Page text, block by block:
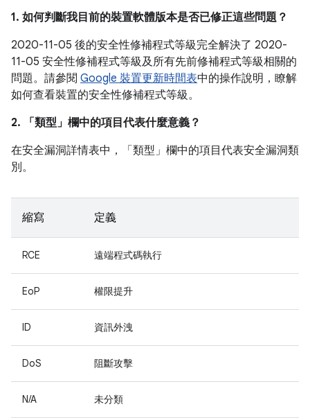
1. 如何判斷我目前的裝置軟體版本是否已修正這些問題？
2020-11-05 後的安全性修補程式等級完全解決了 2020-
11-05 安全性修補程式等級及所有先前修補程式等級相關的
問題。請參閱 Google 裝置更新時間表中的操作說明，瞭解
如何查看裝置的安全性修補程式等級。
2. 「類型」 欄中的項目代表什麼意義？
在安全漏洞詳情表中，「類型」 欄中的項目代表安全漏洞類
別。
縮寫 定義
RCE 遠端程式碼執行
EoP 權限提升
ID 資訊外洩
DoS 阻斷攻擊
N/A 未分類